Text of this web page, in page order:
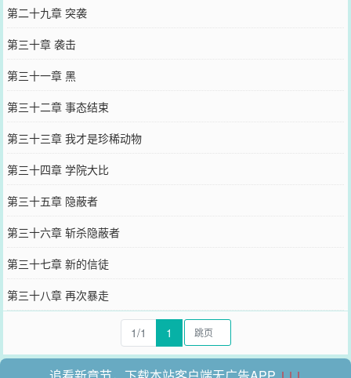
第二十九章 突袭
第三十章 袭击
第三十一章 黑
第三十二章 事态结束
第三十三章 我才是珍稀动物
第三十四章 学院大比
第三十五章 隐蔽者
第三十六章 斩杀隐蔽者
第三十七章 新的信徒
第三十八章 再次暴走
1/1 1
↓↓↓